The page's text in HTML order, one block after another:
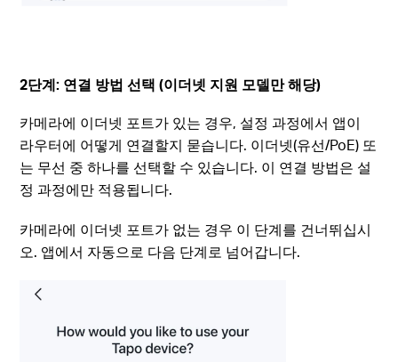
2단계: 연결 방법 선택 (이더넷 지원 모델만 해당)
카메라에 이더넷 포트가 있는 경우, 설정 과정에서 앱이
라우터에 어떻게 연결할지 묻습니다. 이더넷(유선/PoE) 또
는 무선 중 하나를 선택할 수 있습니다. 이 연결 방법은 설
정 과정에만 적용됩니다.
카메라에 이더넷 포트가 없는 경우 이 단계를 건너뛰십시
오. 앱에서 자동으로 다음 단계로 넘어갑니다.